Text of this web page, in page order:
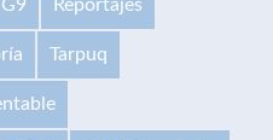
Reportajes
Tarpuq